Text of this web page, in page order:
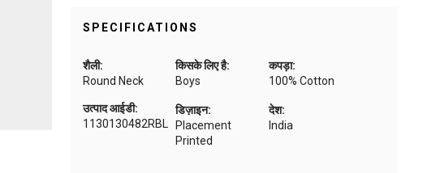
SPECIFICATIONS
शैली:
Round Neck
किसके लिए है:
Boys
कपड़ा:
100% Cotton
डिज़ाइन:
Placement
Printed
देश:
India
उत्पाद आईडी:
1130130482RBL